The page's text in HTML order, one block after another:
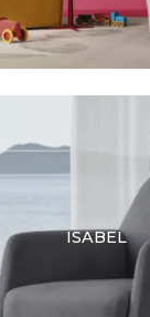
ISABEL